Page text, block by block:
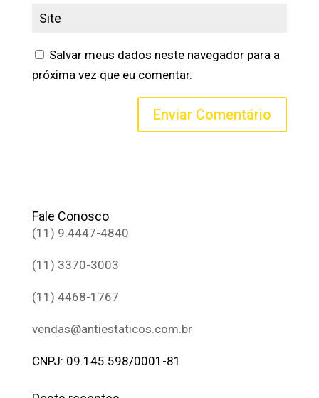
Salvar meus dados neste navegador para a
próxima vez que eu comentar.
Fale Conosco
(11) 9.4447-4840
(11) 3370-3003
(11) 4468-1767
vendas@antiestaticos.com.br
CNPJ: 09.145.598/0001-81